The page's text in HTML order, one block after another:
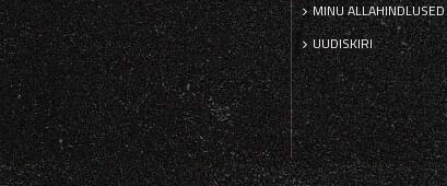
MINU ALLAHINDLUSED
UUDISKIRI